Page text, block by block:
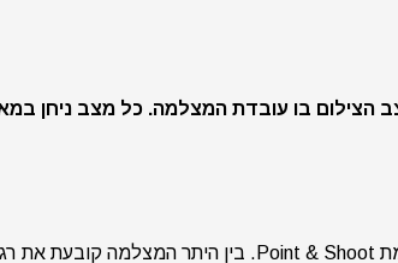
בו עובדת המצלמה. כל מצב ניחן